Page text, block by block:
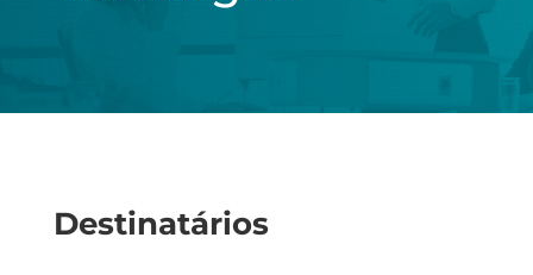
Destinatários